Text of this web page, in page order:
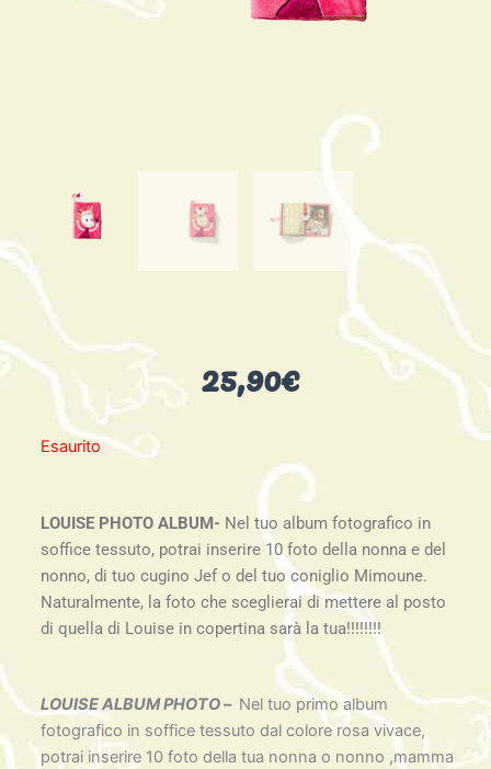
25,90€
Esaurito
LOUISE PHOTO ALBUM- Nel tuo album fotografico in
soffice tessuto, potrai inserire 10 foto della nonna e del
nonno, di tuo cugino Jef o del tuo coniglio Mimoune.
Naturalmente, la foto che sceglierai di mettere al posto
di quella di Louise in copertina sarà la tua!!!!!!!!
LOUISE ALBUM PHOTO– Nel tuo primo album
fotografico in soffice tessuto dal colore rosa vivace,
potrai inserire 10 foto della tua nonna o nonno ,mamma